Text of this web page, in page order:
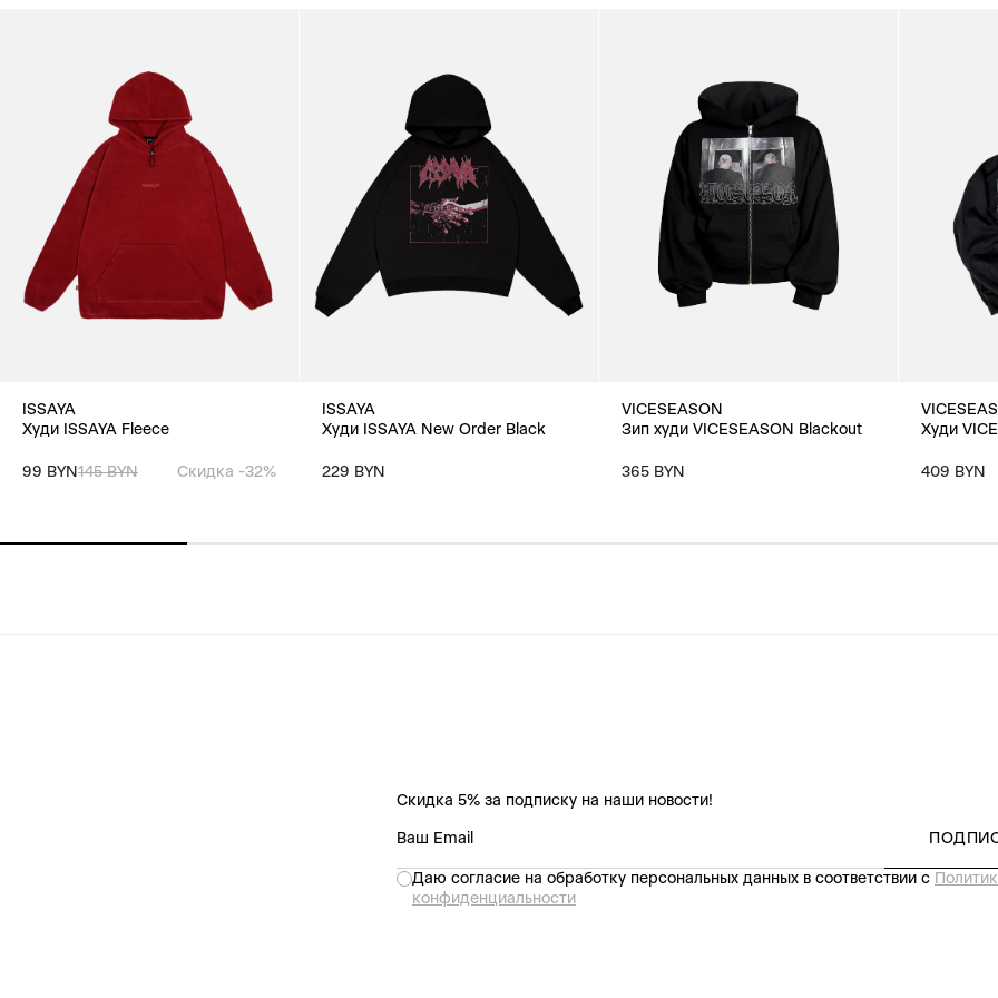
ISSAYA
Худи ISSAYA Fleece
99 BYN 145 BYN Скидка -32%
ISSAYA
Худи ISSAYA New Order Black
229 BYN
VICESEASON
Зип худи VICESEASON Blackout
365 BYN
Худи
409 BYN
Скидка 5% за подписку на наши новости!
Даю согласие на обработку персональных данных в соответствии с
конфиденциальности